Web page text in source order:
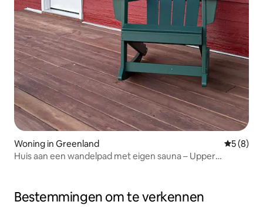
Woning in Greenland
5 (8)
Huis aan een wandelpad met eigen sauna – Upper
Bestemmingen om te verkennen